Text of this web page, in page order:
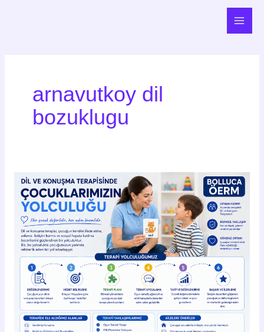
Main
arnavutkoy dil
bozuklugu
Dil
ve
Konuşma
Terapisinde
Çocuklarımızın
Yolculuğu